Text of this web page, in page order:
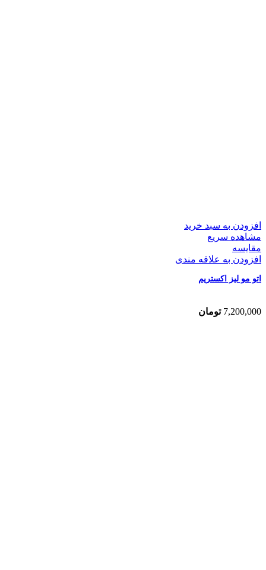
افزودن به سبد خرید
مشاهده سریع
مقایسه
افزودن به علاقه مندی
اتو مو لیز اکستریم
7,200,000 تومان